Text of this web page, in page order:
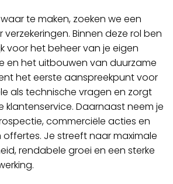
te maken, zoeken we een
Binnen deze rol ben
voor het beheer van je eigen
en het uitbouwen van duurzame
het eerste aanspreekpunt voor
als technische vragen en zorgt
klantenservice. Daarnaast neem je
commerciële acties en
offertes. Je streeft naar maximale
rendabele groei en een sterke